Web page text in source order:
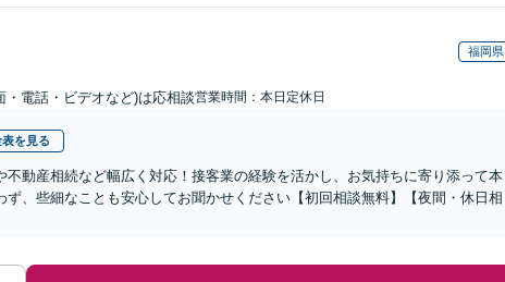
福岡県
・電話・ビデオなど)は応相談営業時間：本日定休日
を見る
不動産相続など幅広く対応！接客業の経験を活かし、お気持ちに寄り添って本
、些細なことも安心してお聞かせください【初回相談無料】【夜間・休日相